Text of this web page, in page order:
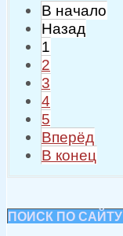
В начало
Назад
1
2
3
4
5
Вперёд
В конец
ПОИСК ПО САЙТУ